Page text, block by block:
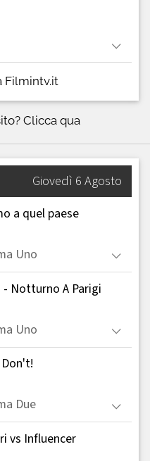
Filmintv.it
Clicca qua